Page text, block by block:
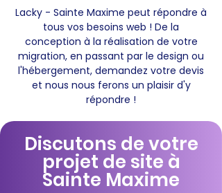
Lacky - Sainte Maxime peut répondre à
tous vos besoins web ! De la
conception à la réalisation de votre
migration, en passant par le design ou
l'hébergement, demandez votre devis
et nous nous ferons un plaisir d'y
répondre !
Discutons de votre
projet de site à
Sainte Maxime